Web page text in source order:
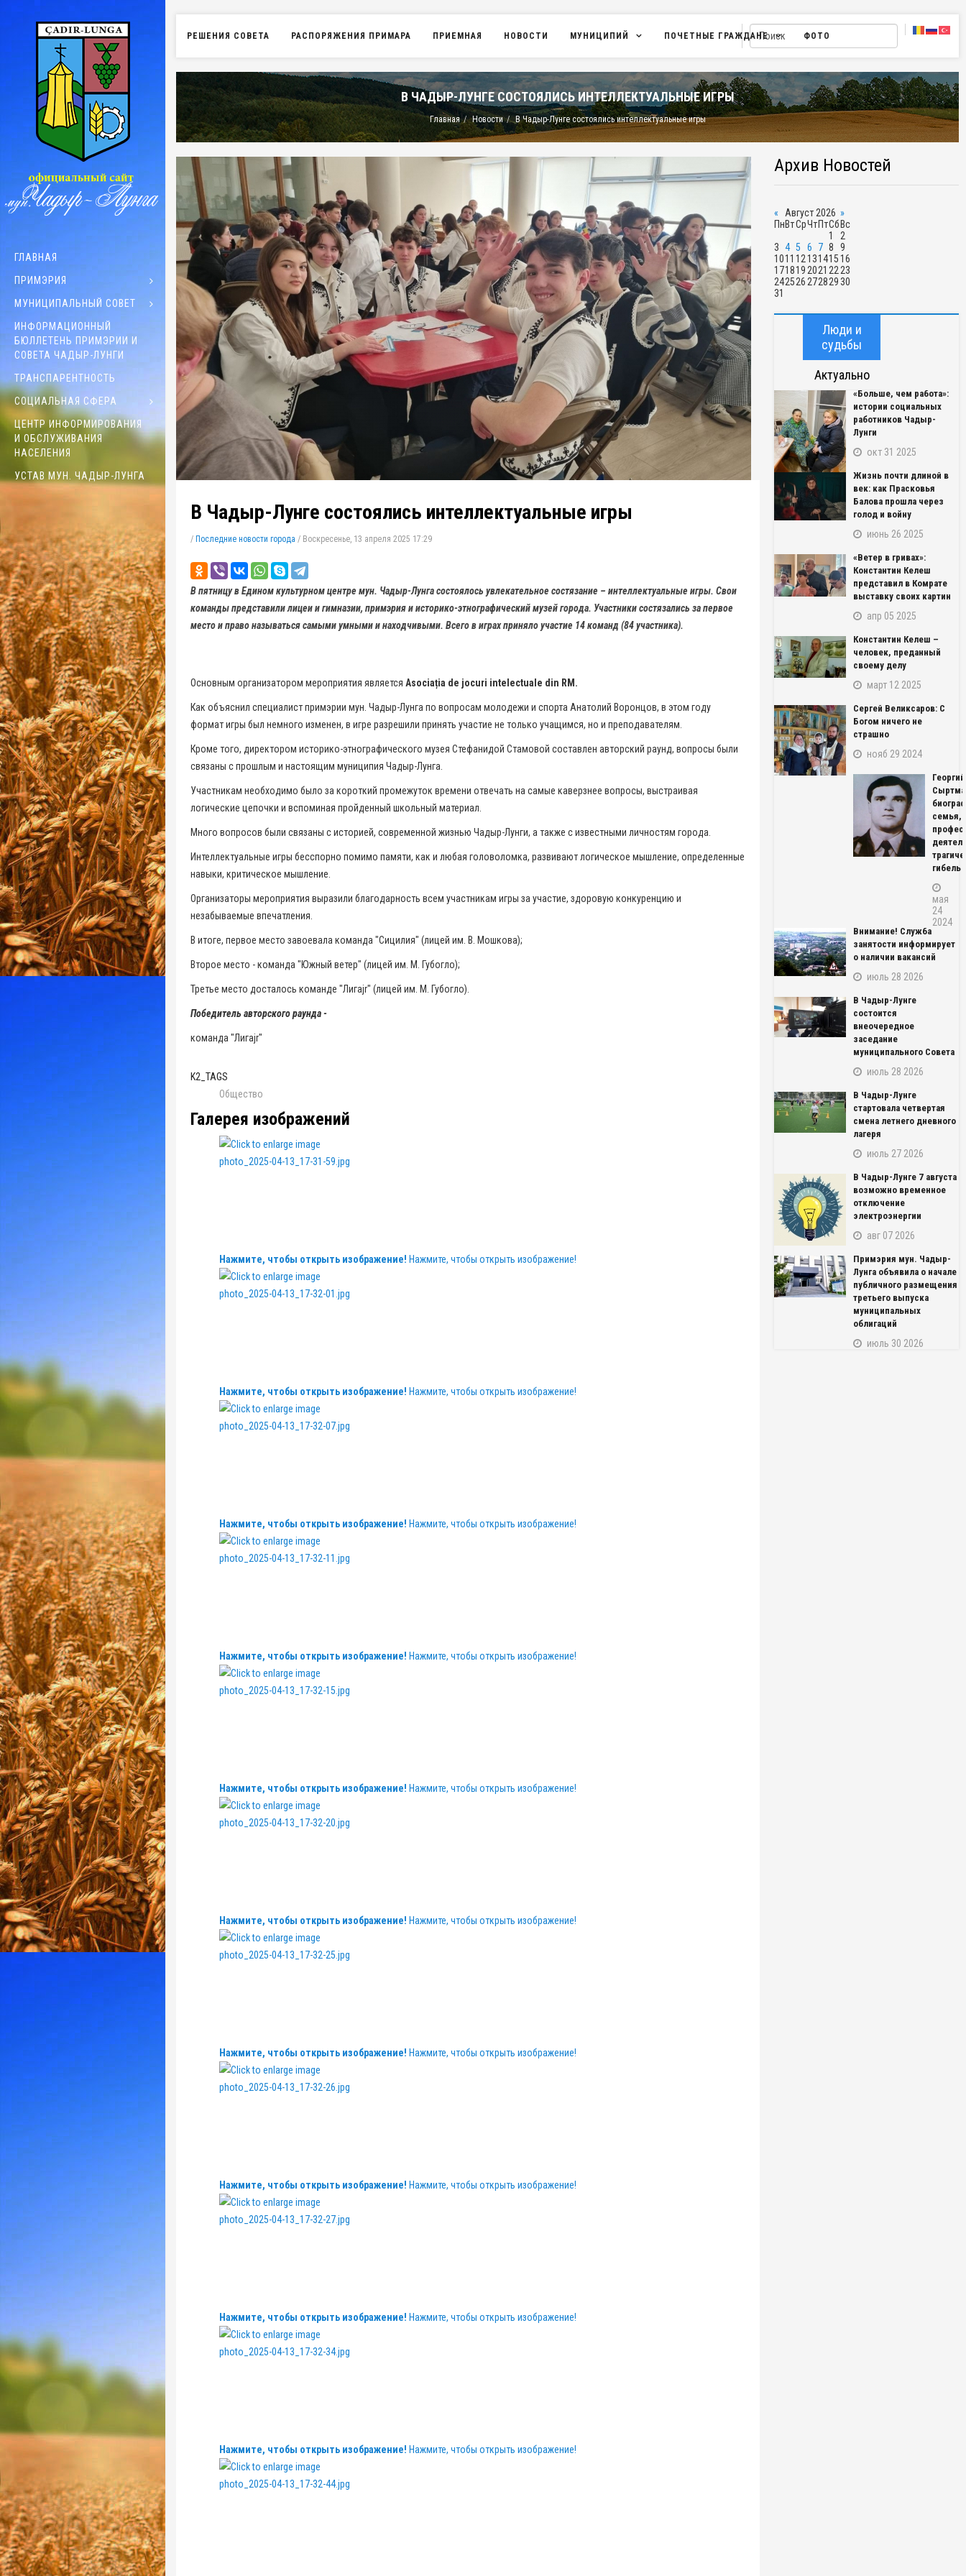
ГЛАВНАЯ
ПРИМЭРИЯ
МУНИЦИПАЛЬНЫЙ СОВЕТ
ИНФОРМАЦИОННЫЙ
БЮЛЛЕТЕНЬ ПРИМЭРИИ И
СОВЕТА ЧАДЫР-ЛУНГИ
ТРАНСПАРЕНТНОСТЬ
СОЦИАЛЬНАЯ СФЕРА
ЦЕНТР ИНФОРМИРОВАНИЯ
И ОБСЛУЖИВАНИЯ
НАСЕЛЕНИЯ
УСТАВ МУН. ЧАДЫР-ЛУНГА
РЕШЕНИЯ СОВЕТА РАСПОРЯЖЕНИЯ ПРИМАРА ПРИЕМНАЯ НОВОСТИ МУНИЦИПИЙ ПОЧЕТНЫЕ ГРАЖДАНЕ ФОТО
В ЧАДЫР-ЛУНГЕ СОСТОЯЛИСЬ ИНТЕЛЛЕКТУАЛЬНЫЕ ИГРЫ
Главная Новости В Чадыр-Лунге состоялись интеллектуальные игры
В Чадыр-Лунге состоялись интеллектуальные игры
/ Последние новости города / Воскресенье, 13 апреля 2025 17:29
В пятницу в Едином культурном центре мун. Чадыр-Лунга состоялось увлекательное состязание – интеллектуальные игры. Свои
команды представили лицеи и гимназии, примэрия и историко-этнографический музей города. Участники состязались за первое
место и право называться самыми умными и находчивыми. Всего в играх приняло участие 14 команд (84 участника).
Основным организатором мероприятия является Asociația de jocuri intelectuale din RM.
Как объяснил специалист примэрии мун. Чадыр-Лунга по вопросам молодежи и спорта Анатолий Воронцов, в этом году
формат игры был немного изменен, в игре разрешили принять участие не только учащимся, но и преподавателям.
Кроме того, директором историко-этнографического музея Стефанидой Стамовой составлен авторский раунд, вопросы были
связаны с прошлым и настоящим муниципия Чадыр-Лунга.
Участникам необходимо было за короткий промежуток времени отвечать на самые каверзнее вопросы, выстраивая
логические цепочки и вспоминая пройденный школьный материал.
Много вопросов были связаны с историей, современной жизнью Чадыр-Лунги, а также с известными личностям города.
Интеллектуальные игры бесспорно помимо памяти, как и любая головоломка, развивают логическое мышление, определенные
навыки, критическое мышление.
Организаторы мероприятия выразили благодарность всем участникам игры за участие, здоровую конкуренцию и
незабываемые впечатления.
В итоге, первое место завоевала команда "Сицилия" (лицей им. В. Мошкова);
Второе место - команда "Южный ветер" (лицей им. М. Губогло);
Третье место досталось команде "Лигаjr" (лицей им. М. Губогло).
Победитель авторского раунда -
команда "Лигаjr"
K2_TAGS
Общество
Галерея изображений
Нажмите, чтобы открыть изображение! Нажмите, чтобы открыть изображение!
Нажмите, чтобы открыть изображение! Нажмите, чтобы открыть изображение!
Нажмите, чтобы открыть изображение! Нажмите, чтобы открыть изображение!
Нажмите, чтобы открыть изображение! Нажмите, чтобы открыть изображение!
Нажмите, чтобы открыть изображение! Нажмите, чтобы открыть изображение!
Нажмите, чтобы открыть изображение! Нажмите, чтобы открыть изображение!
Нажмите, чтобы открыть изображение! Нажмите, чтобы открыть изображение!
Нажмите, чтобы открыть изображение! Нажмите, чтобы открыть изображение!
Нажмите, чтобы открыть изображение! Нажмите, чтобы открыть изображение!
Нажмите, чтобы открыть изображение! Нажмите, чтобы открыть изображение!
Архив Новостей
« Август 2026 »
ПнВтСрЧт ПтСб Вс
1
2
3 4 5 6 7 8
9
1011 1213141516
171819 2021 22 23
242526 27282930
31
Люди и
судьбы
Актуально
«Больше, чем работа»:
истории социальных
работников Чадыр-
Лунги
окт 31 2025
Жизнь почти длиной в
век: как Прасковья
Балова прошла через
голод и войну
июнь 26 2025
«Ветер в гривах»:
Константин Келеш
представил в Комрате
выставку своих картин
апр 05 2025
Константин Келеш –
человек, преданный
своему делу
март 12 2025
Сергей Великсаров: С
Богом ничего не
страшно
нояб 29 2024
Георгий
семья,
гибель
мая
24
2024
Внимание! Служба
занятости информирует
о наличии вакансий
июль 28 2026
В Чадыр-Лунге
состоится
внеочередное
заседание
муниципального Совета
июль 28 2026
В Чадыр-Лунге
стартовала четвертая
смена летнего дневного
лагеря
июль 27 2026
В Чадыр-Лунге 7 августа
возможно временное
отключение
электроэнергии
авг 07 2026
Примэрия мун. Чадыр-
Лунга объявила о начале
публичного размещения
третьего выпуска
муниципальных
облигаций
июль 30 2026